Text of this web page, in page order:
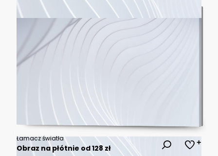
Łamacz światła
Obraz na płótnie od 128 zł